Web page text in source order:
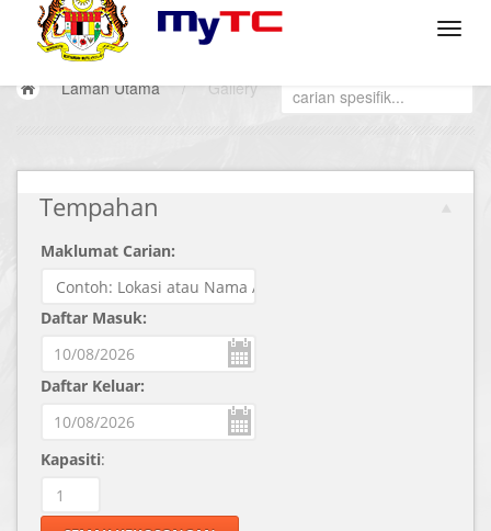
Laman Utama / Gallery
Tempahan
Maklumat Carian:
Daftar Masuk:
Daftar Keluar:
Kapasiti: